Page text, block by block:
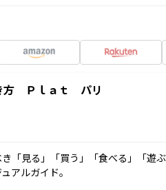
方 Ｐｌａｔ パリ
「見る」「買う」「食べる」「遊
アルガイド。